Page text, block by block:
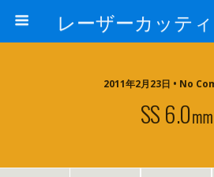
2011年2月23日 • No
SS 6.0㎜